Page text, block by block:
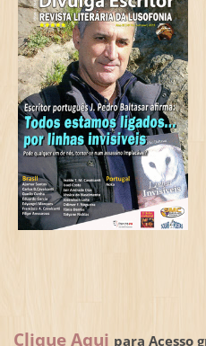
Clique Aqui para Acesso